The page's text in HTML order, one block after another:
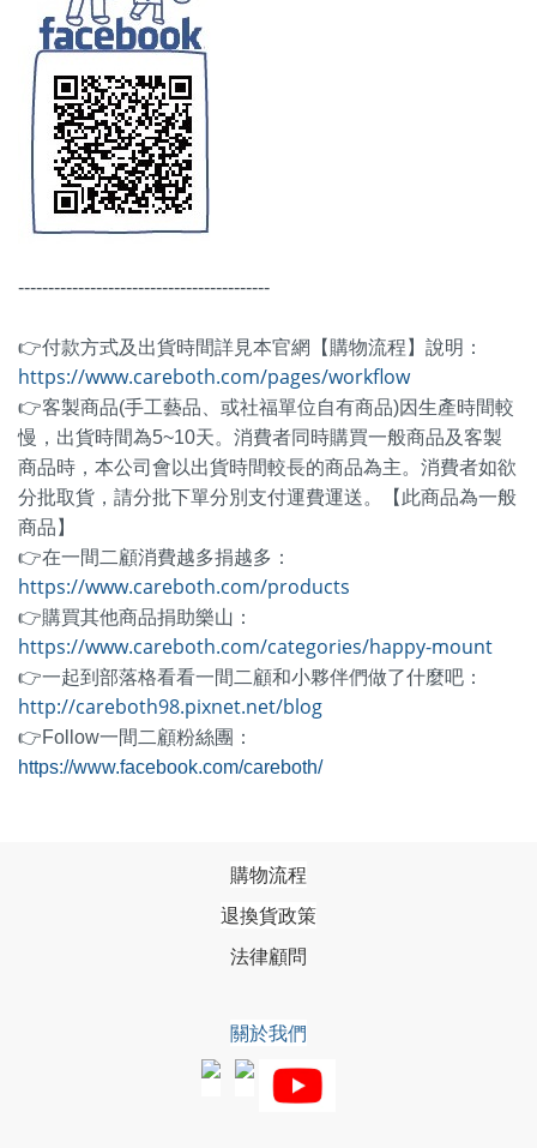
------------------------------------------
👉付款方式及出貨時間詳見本官網【購物流程】說明：
https://www.careboth.com/pages/workflow
👉客製商品(手工藝品、或社福單位自有商品)因生產時間較
慢，出貨時間為5~10天。消費者同時購買一般商品及客製
商品時，本公司會以出貨時間較長的商品為主。消費者如欲
分批取貨，請分批下單分別支付運費運送。【此商品為一般
商品】
👉在一間二顧消費越多捐越多：
https://www.careboth.com/products
👉購買其他商品捐助樂山：
https://www.careboth.com/categories/happy-mount
👉一起到部落格看看一間二顧和小夥伴們做了什麼吧：
http://careboth98.pixnet.net/blog
👉Follow一間二顧粉絲團：
https://www.facebook.com/careboth/
購物流程
退換貨政策
法律顧問
關於我們